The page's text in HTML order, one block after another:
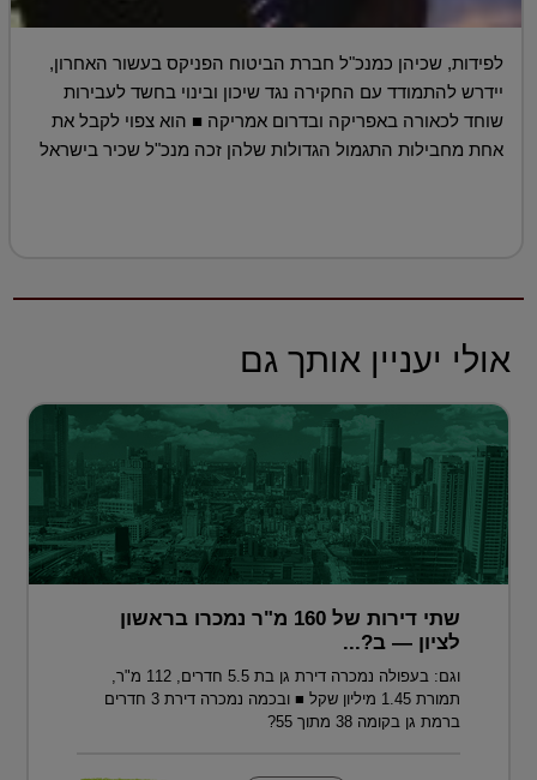
לפידות, שכיהן כמנכ"ל חברת הביטוח הפניקס בעשור האחרון,
יידרש להתמודד עם החקירה נגד שיכון ובינוי בחשד לעבירות
שוחד לכאורה באפריקה ובדרום אמריקה ■ הוא צפוי לקבל את
אחת מחבילות התגמול הגדולות שלהן זכה מנכ"ל שכיר בישראל
אולי יעניין אותך גם
שתי דירות של 160 מ"ר נמכרו בראשון
לציון — ב?...
וגם: בעפולה נמכרה דירת גן בת 5.5 חדרים, 112 מ"ר,
תמורת 1.45 מיליון שקל ■ ובכמה נמכרה דירת 3 חדרים
ברמת גן בקומה 38 מתוך 55?